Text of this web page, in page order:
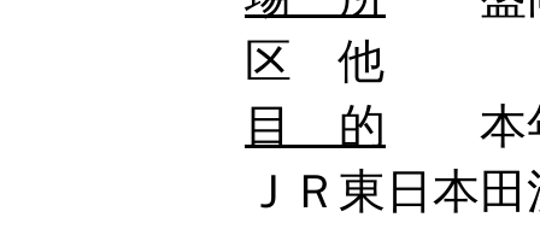
区 他
目 的 本年
ＪＲ東日本